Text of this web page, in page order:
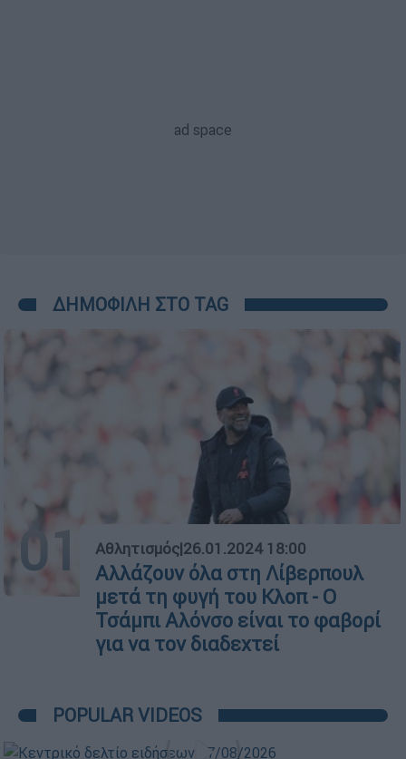
ΔΗΜΟΦΙΛΗ ΣΤΟ TAG
01 Αθλητισμός|26.01.2024 18:00
Αλλάζουν όλα στη Λίβερπουλ
μετά τη φυγή του Κλοπ - Ο
Τσάμπι Αλόνσο είναι το φαβορί
για να τον διαδεχτεί
POPULAR VIDEOS